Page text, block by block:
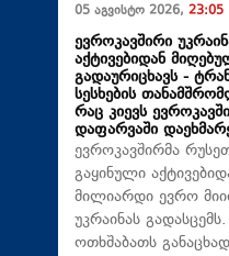
05 აგვისტო 2026, 23:05
ევროკავშირი
აქტივებიდან
გადაურიცხავს -
სესხების
რაც კიევს
დაფარვაში
ევროკავშირმა
გაყინული
მილიარდი ევრო
უკრაინას
ოთხშაბათს